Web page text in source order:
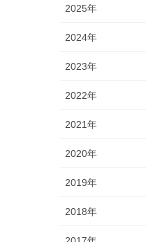
2025年
2024年
2023年
2022年
2021年
2020年
2019年
2018年